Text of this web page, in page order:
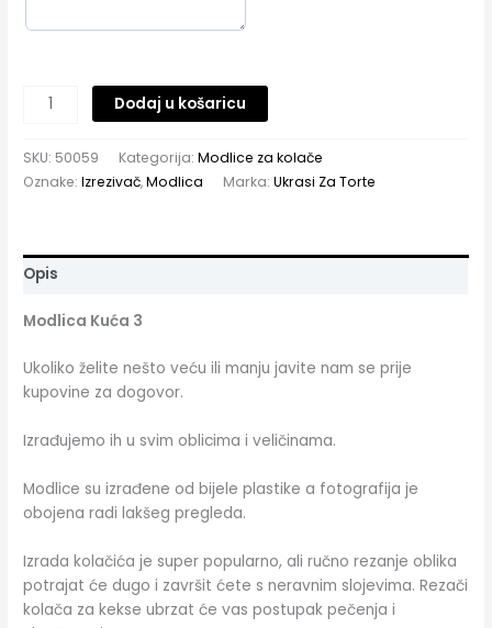
Dodaj u košaricu
SKU: 50059 Kategorija:Modlice za kolače
Oznake:Izrezivač,Modlica Marka:Ukrasi Za Torte
Opis
Modlica Kuća 3
Ukoliko želite nešto veću ili manju javite nam se prije
kupovine za dogovor.
Izrađujemo ih u svim oblicima i veličinama.
Modlice su izrađene od bijele plastike a fotografija je
obojena radi lakšeg pregleda.
Izrada kolačića je super popularno, ali ručno rezanje oblika
potrajat će dugo i završit ćete s neravnim slojevima. Rezači
kolača za kekse ubrzat će vas postupak pečenja i